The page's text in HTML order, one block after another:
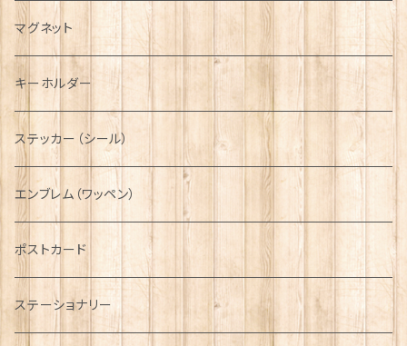
キャスケット
ディアストーカー
ニット帽
タータン【Bronte by Moon】
タータン【Glencroft】
ボタンラップマフラー【Aran Traditions】
サッシュ
スカーフ
ファッションマスク
チャーム
その他のアクセサリー
ラブスプーン【SION LLEWELLYN】
ラブスプーン【PAUL CURTIS】
ファブリック
ペーパーナプキン
ティーコジー
その他テーブルウェア
ジェネラルデザイン
乗り物
動物＆植物
国旗＆紋章
シンボル
ミリタリー
NAVY
AIRFORCE
ARMY
ピューター
マグネット
キーホルダー
ステッカー（シール）
エンブレム（ワッペン）
ポストカード
ステーショナリー